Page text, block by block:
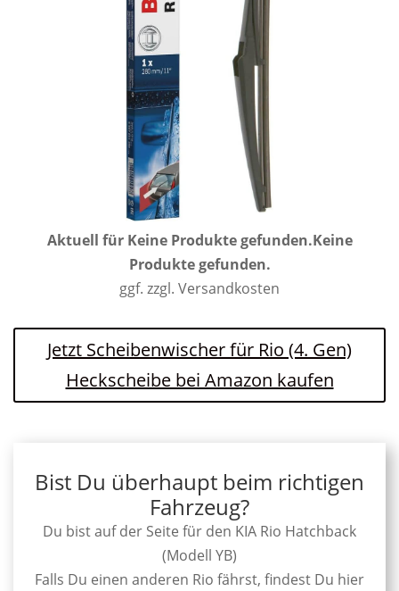
Aktuell für Keine Produkte gefunden.Keine
Produkte gefunden.
ggf. zzgl. Versandkosten
Jetzt Scheibenwischer für Rio (4. Gen)
Heckscheibe bei Amazon kaufen
Bist Du überhaupt beim richtigen
Fahrzeug?
Du bist auf der Seite für den KIA Rio Hatchback
(Modell YB)
Falls Du einen anderen Rio fährst, findest Du hier